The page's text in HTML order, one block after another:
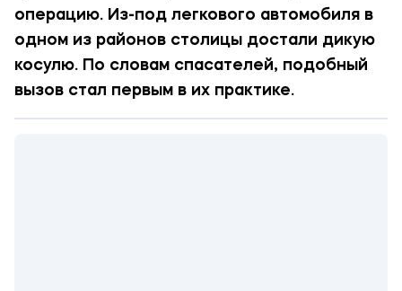
операцию. Из-под легкового автомобиля в
одном из районов столицы достали дикую
косулю. По словам спасателей, подобный
вызов стал первым в их практике.